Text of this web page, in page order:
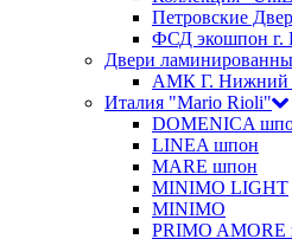
Петровские
ФСД экошпон г.
Двери
АМК Г. Нижний
Италия "Mario Rioli"
DOMENICA
LINEA шпон
MARE шпон
MINIMO LIGHT
MINIMO
PRIMO AMORE